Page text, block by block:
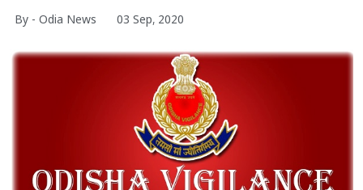
By - Odia News 03 Sep, 2020